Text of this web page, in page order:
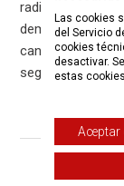
radio durante
demasiado
cancelación.
segundos.
Las cookies
del Servicio
cookies
desactivar.
estas
Aceptar